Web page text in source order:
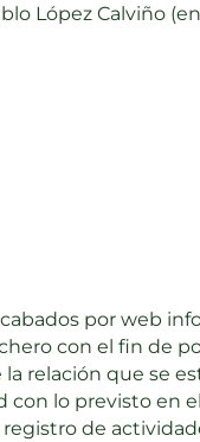
López Calviño
por web
con el fin de
relación que se
lo previsto en el
registro de